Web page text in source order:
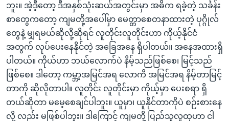
ဘူး။ အဲ့ဒီ့တော့ ဒီအနှစ်သုံးဆယ်အတွင်းမှာ အဓိက ရခဲ့တဲ့ သင်္ခန်း
စာတွေကတော့ ကျမတို့အပေါ်မှာ မေတ္တာစေတနာထားတဲ့ ပုဂ္ဂိုလ်
တွေနဲ့ မျှရမယ်ဆိုလို့ဆိုရင် လူတိုင်းလူတိုင်းဟာ ကိုယ့်နိုင်ငံ
အတွက် လုပ်ပေးနေနိုင်တဲ့ အခြေအနေ ရှိပါတယ်။ အနေအထားရှိ
ပါတယ်။ ကိုယ်ဟာ ဘယ်လောက်ပဲ နိမ့်သည်ဖြစ်စေ၊ မြင့်သည်
ဖြစ်စေ။ ဒါတော့ ကမ္ဘာ့အမြင်အရ လောကီ အမြင်အရ နိမ့်တာမြင့်
တာကို ဆိုလိုတာပါ။ လူတိုင်း လူတိုင်းမှာ ကိုယ့်မှာ ပေးစရာ ရှိ
တယ်ဆိုတာ မမေ့စေချင်ပါဘူး။ ယူမှာ၊ ယူနိုင်တာကိုပဲ စဉ်းစားနေ
လို့ လည်း မဖြစ်ပါဘူး။ ဒါကြောင့် ကျမတို့ ပြည်သူလူထုဟာ ငါ